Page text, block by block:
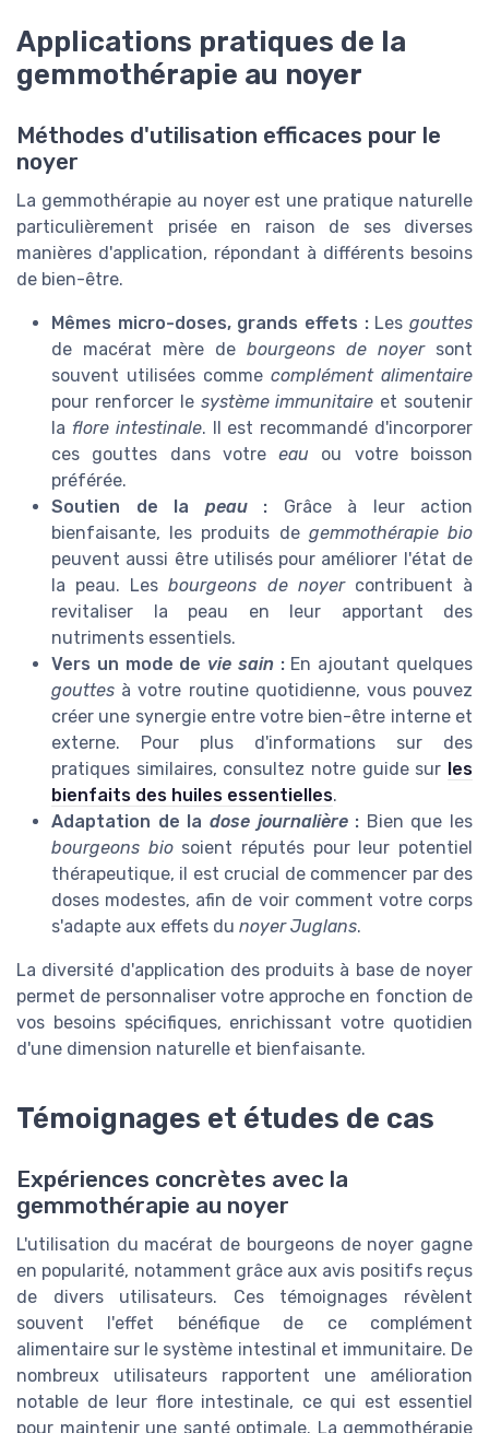
Applications pratiques de la
gemmothérapie au noyer
Méthodes d'utilisation efficaces pour le
noyer
La gemmothérapie au noyer est une pratique naturelle
particulièrement prisée en raison de ses diverses
manières d'application, répondant à différents besoins
de bien-être.
Mêmes micro-doses, grands effets :Lesgouttes
de macérat mère de bourgeons de noyersont
souvent utilisées comme complément alimentaire
pour renforcer le système immunitaire et soutenir
la flore intestinale. Il est recommandé d'incorporer
ces gouttes dans votreeau ou votre boisson
préférée.
Soutien de la peau: Grâce à leur action
bienfaisante, les produits de gemmothérapie bio
peuvent aussi être utilisés pour améliorer l'état de
la peau. Lesbourgeons de noyercontribuent à
revitaliser la peau en leur apportant des
nutriments essentiels.
Vers un mode de vie sain:En ajoutant quelques
gouttes à votre routine quotidienne, vous pouvez
créer une synergie entre votre bien-être interne et
externe. Pour plus d'informations sur des
pratiques similaires, consultez notre guide sur les
bienfaits des huiles essentielles.
Adaptation de la dose journalière: Bien que les
bourgeons biosoient réputés pour leur potentiel
thérapeutique, il est crucial de commencer par des
doses modestes, afin de voir comment votre corps
s'adapte aux effets du noyer Juglans.
La diversité d'application des produits à base de noyer
permet de personnaliser votre approche en fonction de
vos besoins spécifiques, enrichissant votre quotidien
d'une dimension naturelle et bienfaisante.
Témoignages et études de cas
Expériences concrètes avec la
gemmothérapie au noyer
L'utilisation du macérat de bourgeons de noyer gagne
en popularité, notamment grâce aux avis positifs reçus
de divers utilisateurs. Ces témoignages révèlent
souvent l'effet bénéfique de ce complément
alimentaire sur le système intestinal et immunitaire. De
nombreux utilisateurs rapportent une amélioration
notable de leur flore intestinale, ce qui est essentiel
pour maintenir une santé optimale. La gemmothérapie